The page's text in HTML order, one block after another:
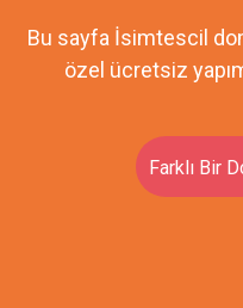
Bu sayfa İsimtescil
özel ücretsiz
Farklı Bir